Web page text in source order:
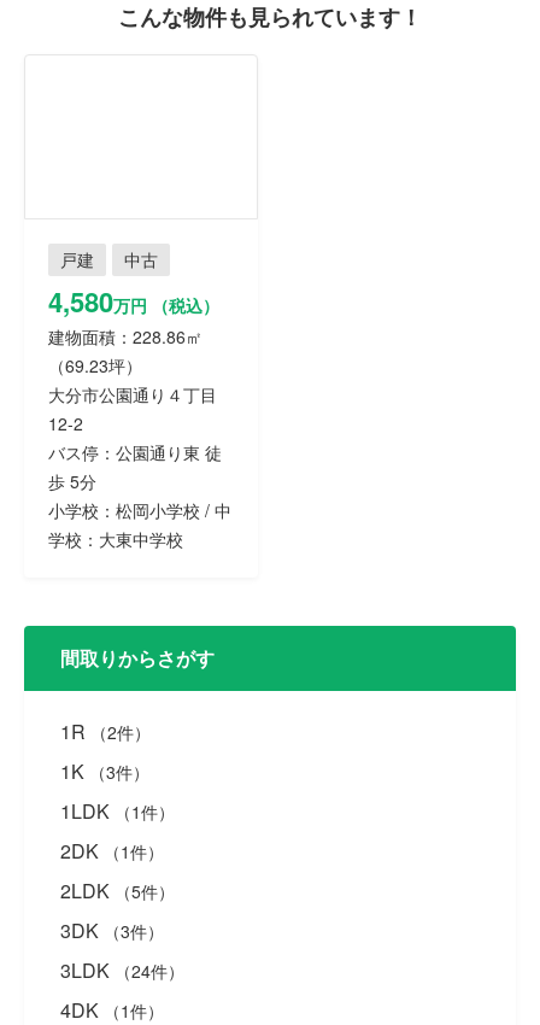
こんな物件も見られています！
戸建 中古
4,580万円 （税込）
建物面積：228.86㎡
（69.23坪）
大分市公園通り４丁目
12-2
バス停：公園通り東 徒
歩 5分
小学校：松岡小学校 / 中
学校：大東中学校
間取りからさがす
1R （2件）
1K （3件）
1LDK （1件）
2DK （1件）
2LDK （5件）
3DK （3件）
3LDK （24件）
4DK （1件）